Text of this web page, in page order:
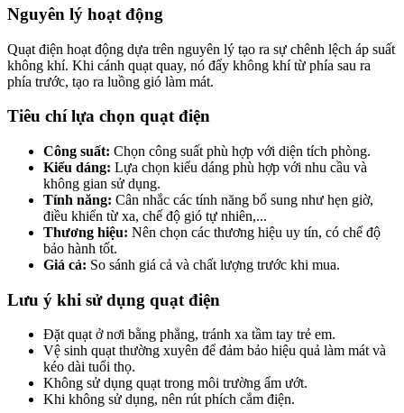
Nguyên lý hoạt động
Quạt điện hoạt động dựa trên nguyên lý tạo ra sự chênh lệch áp suất
không khí. Khi cánh quạt quay, nó đẩy không khí từ phía sau ra
phía trước, tạo ra luồng gió làm mát.
Tiêu chí lựa chọn quạt điện
Công suất: Chọn công suất phù hợp với diện tích phòng.
Kiểu dáng: Lựa chọn kiểu dáng phù hợp với nhu cầu và
không gian sử dụng.
Tính năng: Cân nhắc các tính năng bổ sung như hẹn giờ,
điều khiển từ xa, chế độ gió tự nhiên,...
Thương hiệu: Nên chọn các thương hiệu uy tín, có chế độ
bảo hành tốt.
Giá cả: So sánh giá cả và chất lượng trước khi mua.
Lưu ý khi sử dụng quạt điện
Đặt quạt ở nơi bằng phẳng, tránh xa tầm tay trẻ em.
Vệ sinh quạt thường xuyên để đảm bảo hiệu quả làm mát và
kéo dài tuổi thọ.
Không sử dụng quạt trong môi trường ẩm ướt.
Khi không sử dụng, nên rút phích cắm điện.